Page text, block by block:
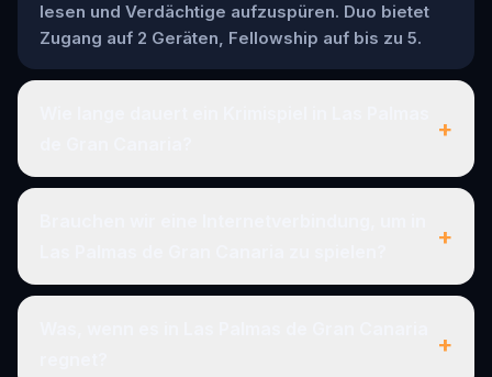
lesen und Verdächtige aufzuspüren. Duo bietet
Zugang auf 2 Geräten, Fellowship auf bis zu 5.
+
+
+